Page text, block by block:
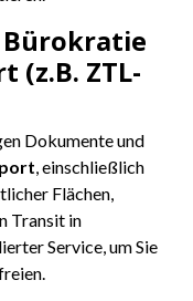
Bürokratie
(z.B. ZTL-
Dokumente und
, einschließlich
Flächen,
Transit in
Service, um Sie